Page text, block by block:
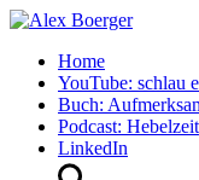
Home
YouTube: schlau
Buch:
Podcast: Hebelzeit
LinkedIn